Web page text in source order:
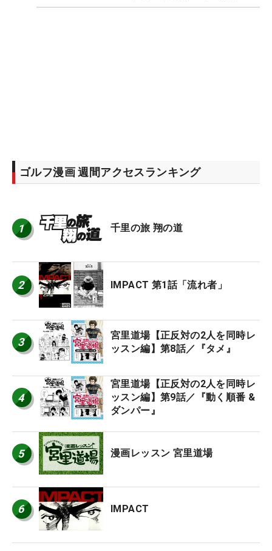
ゴルフ漫画 週間アクセスランキング
1 千里の旅 翔の道
2 IMPACT 第1話「流れ者」
3
宮里道場【正反対の2人を同時レ
ッスン編】第8話／『タメ』
4
宮里道場【正反対の2人を同時レ
ッスン編】第9話／『動く順番 &
ダンパー』
5 漫画レッスン 宮里道場
6 IMPACT